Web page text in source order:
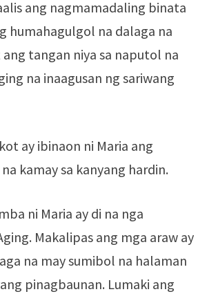
ang nagmamadaling binata
humahagulgol na dalaga na
tangan niya sa naputol na
na inaagusan ng sariwang
ay ibinaon ni Maria ang
kamay sa kanyang hardin.
ni Maria ay di na nga
Makalipas ang mga araw ay
na may sumibol na halaman
pinagbaunan. Lumaki ang